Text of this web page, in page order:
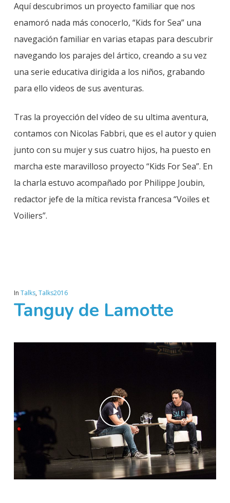
Aquí descubrimos un proyecto familiar que nos
enamoró nada más conocerlo, “Kids for Sea” una
navegación familiar en varias etapas para descubrir
navegando los parajes del ártico, creando a su vez
una serie educativa dirigida a los niños, grabando
para ello videos de sus aventuras.
Tras la proyección del vídeo de su ultima aventura,
contamos con Nicolas Fabbri, que es el autor y quien
junto con su mujer y sus cuatro hijos, ha puesto en
marcha este maravilloso proyecto “Kids For Sea”. En
la charla estuvo acompañado por Philippe Joubin,
redactor jefe de la mítica revista francesa “Voiles et
Voiliers”.
In Talks, Talks2016
Tanguy de Lamotte
Play Video
Play Video